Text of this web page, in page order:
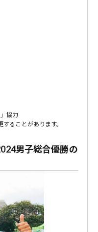
協力
ることがあります。
男子総合優勝の